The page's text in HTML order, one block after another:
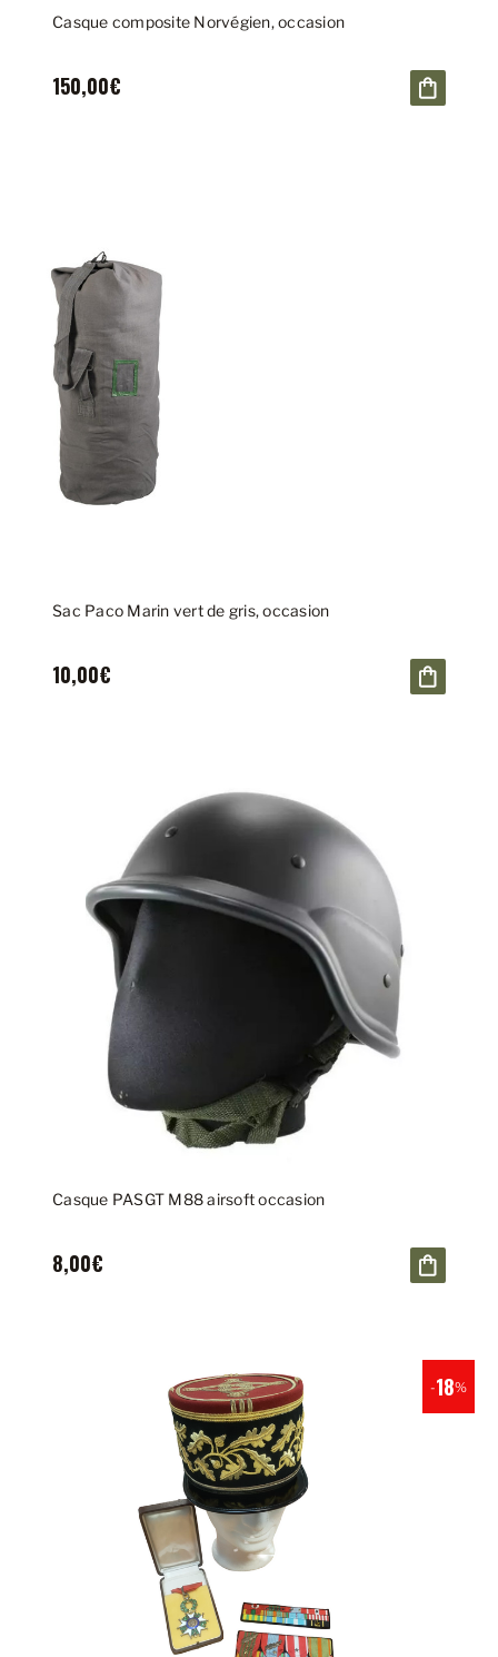
Casque composite Norvégien, occasion
150,00€
Sac Paco Marin vert de gris, occasion
10,00€
Casque PASGT M88 airsoft occasion
8,00€
-18%